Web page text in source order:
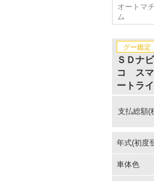
オートマ
ム
グー鑑定
ＳＤナ
コ ス
ートラ
支払総額(
年式(初度
車体色